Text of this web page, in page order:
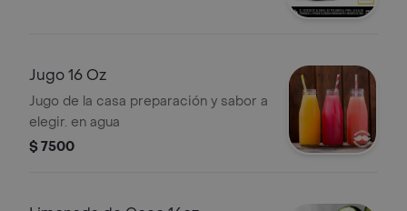
Jugo 16 Oz
Jugo de la casa preparación y sabor a
elegir. en agua
$ 7500